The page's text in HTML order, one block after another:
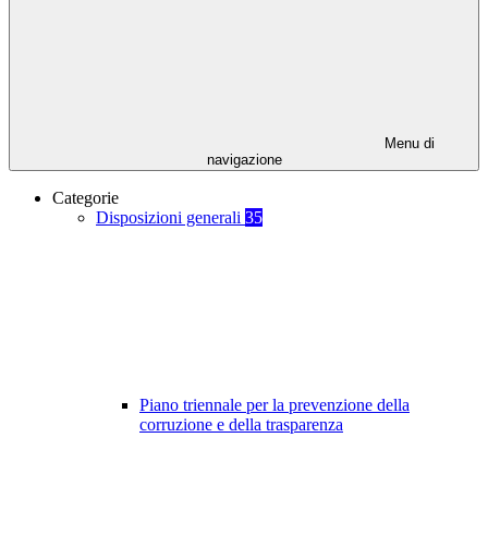
Menu di
navigazione
Categorie
Disposizioni generali 35
Piano triennale per la prevenzione della
corruzione e della trasparenza